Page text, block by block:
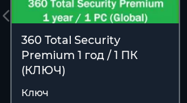
360 Total Security
Premium 1 год / 1 ПК
(КЛЮЧ)
Ключ